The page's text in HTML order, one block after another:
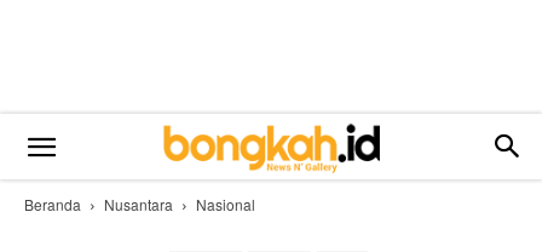
Beranda Nusantara Nasional